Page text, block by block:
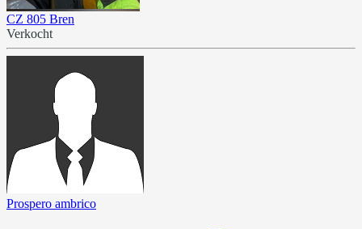
CZ 805 Bren
Verkocht
Prospero ambrico